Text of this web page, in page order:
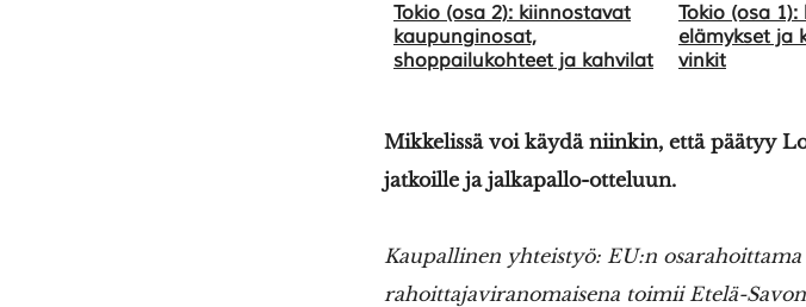
Tokio (osa 2): kiinnostavat
kaupunginosat,
shoppailukohteet ja kahvilat
Tokio (osa
elämykset ja
vinkit
Mikkelissä voi käydä niinkin, että päätyy
jatkoille ja jalkapallo-otteluun.
Kaupallinen yhteistyö: EU:n
rahoittajaviranomaisena toimii Etelä-